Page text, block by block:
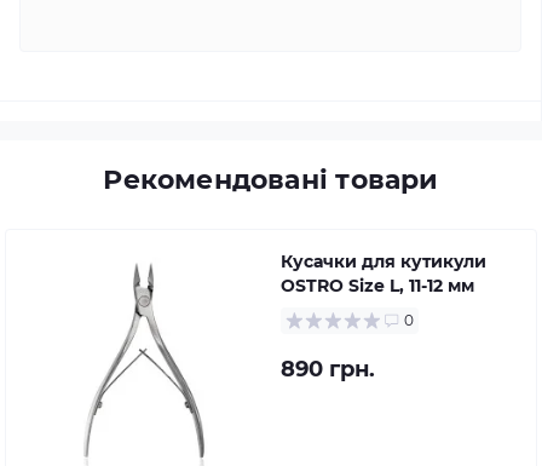
Рекомендовані товари
Кусачки для кутикули
OSTRO Size L, 11-12 мм
0
890 грн.